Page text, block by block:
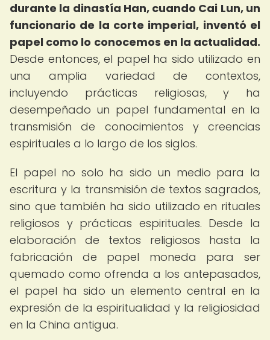
durante la dinastía Han, cuando Cai Lun, un
funcionario de la corte imperial, inventó el
papel como lo conocemos en la actualidad.
Desde entonces, el papel ha sido utilizado en
una amplia variedad de contextos,
incluyendo prácticas religiosas, y ha
desempeñado un papel fundamental en la
transmisión de conocimientos y creencias
espirituales a lo largo de los siglos.
El papel no solo ha sido un medio para la
escritura y la transmisión de textos sagrados,
sino que también ha sido utilizado en rituales
religiosos y prácticas espirituales. Desde la
elaboración de textos religiosos hasta la
fabricación de papel moneda para ser
quemado como ofrenda a los antepasados,
el papel ha sido un elemento central en la
expresión de la espiritualidad y la religiosidad
en la China antigua.